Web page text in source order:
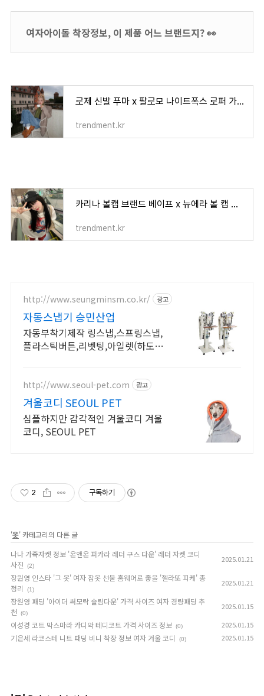
여자아이돌 착장정보, 이 제품 어느 브랜드지? 👀
로제 신발 푸마 x 팔로모 나이트폭스 로퍼 가격 및 사이즈 정보
trendment.kr
카리나 볼캡 브랜드 베이프 x 뉴에라 볼 캡 가격 코디 사진
trendment.kr
http://www.seungminsm.co.kr/ 광고
자동스냅기 승민산업
자동부착기제작 링스냅,스프링스냅,
플라스틱버튼,리벳팅,아일렛(하도메),
http://www.seoul-pet.com 광고
겨울코디 SEOUL PET
심플하지만 감각적인 겨울코디 겨울
코디, SEOUL PET
2 구독하기
'옷' 카테고리의 다른 글
나나 가죽자켓 정보 '온앤온 퍼카라 레더 구스 다운' 레더 자켓 코디
사진
(2)
2025.01.21
장원영 인스타 '그 옷' 여자 잠옷 선물 홈웨어로 좋을 '젤라또 피케' 총
정리
(1)
2025.01.21
장원영 패딩 '아이더 써모락 슬림다운' 가격 사이즈 여자 경량패딩 추
천
(0)
2025.01.15
이성경 코트 막스마라 카디악 테디코트 가격 사이즈 정보 (0) 2025.01.15
기은세 라코스테 니트 패딩 비니 착장 정보 여자 겨울 코디 (0) 2025.01.15